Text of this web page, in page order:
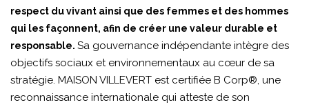
respect du vivant ainsi que des femmes et des hommes
qui les façonnent, afin de créer une valeur durable et
responsable. Sa gouvernance indépendante intègre des
objectifs sociaux et environnementaux au cœur de sa
stratégie. MAISON VILLEVERT est certifiée B Corp®, une
reconnaissance internationale qui atteste de son